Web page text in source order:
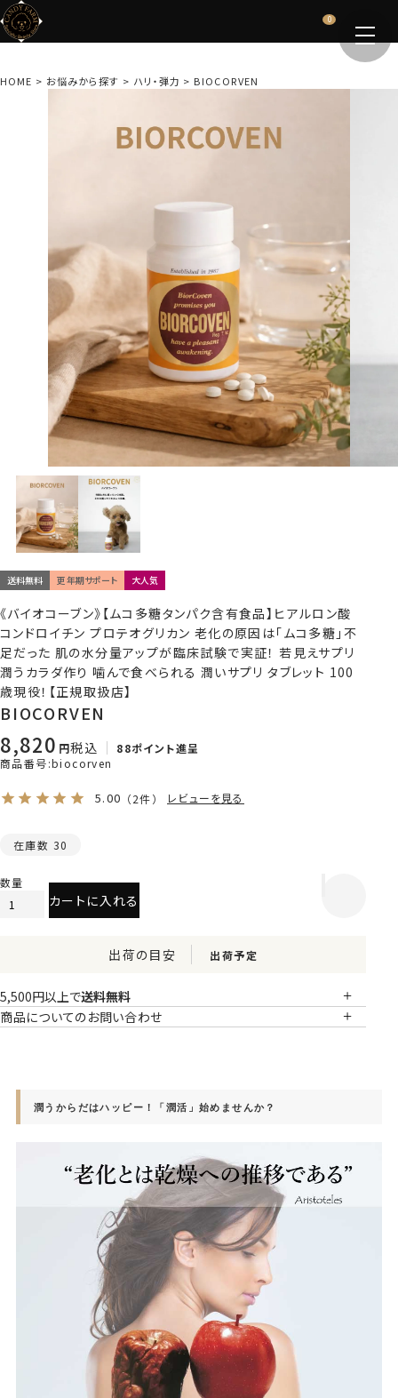
0
HOME お悩みから探す ハリ・弾力 BIOCORVEN
送料無料 更年期サポート 大人気
《バイオコーブン》【ムコ多糖タンパク含有食品】ヒアルロン酸
コンドロイチン プロテオグリカン 老化の原因は「ムコ多糖」不
足だった 肌の水分量アップが臨床試験で実証！ 若見えサプリ
潤うカラダ作り 噛んで食べられる 潤いサプリ タブレット 100
歳現役！【正規取扱店】
BIOCORVEN
8,820 税込 88ポイント進呈
商品番号 biocorven
5.00 （2件） レビューを見る
在庫数 30
カートに入れる
出荷の目安 出荷予定
5,500円以上で送料無料
商品についてのお問い合わせ
潤うからだはハッピー！「潤活」始めませんか？